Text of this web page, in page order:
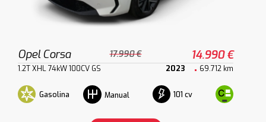
Opel Corsa 17.990 € 14.990 €
1.2T XHL 74kW 100CV GS 2023 69.712 km
Gasolina Manual 101 cv